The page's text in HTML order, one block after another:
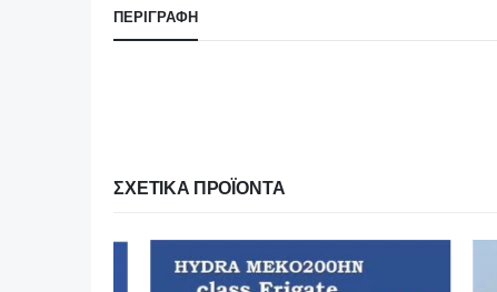
ΠΕΡΙΓΡΑΦΉ
ΣΧΕΤΙΚΆ ΠΡΟΪΌΝΤΑ